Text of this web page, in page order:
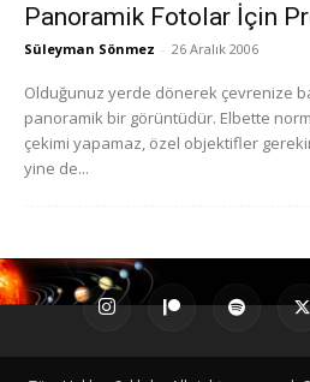
Panoramik Fotolar İçin
Süleyman Sönmez - 26 Aralık 2006
Olduğunuz yerde dönerek çevrenize
panoramik bir görüntüdür. Elbette
çekimi yapamaz, özel objektifler
yine de...